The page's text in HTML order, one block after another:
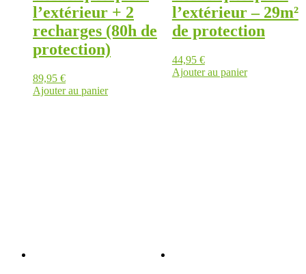
l’extérieur + 2
recharges (80h de
protection)
89,95 €
Ajouter au panier
l’extérieur – 29m²
de protection
44,95 €
Ajouter au panier